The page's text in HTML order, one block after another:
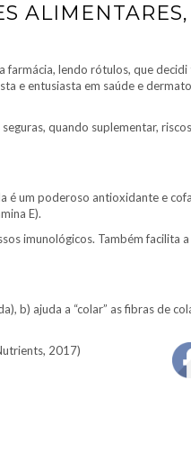
ALIMENTARES,
farmácia, lendo rótulos, que
e entusiasta em saúde e
quando suplementar,
é um poderoso antioxidante e
E).
imunológicos. Também facilita
b) ajuda a “colar” as fibras de
2017)